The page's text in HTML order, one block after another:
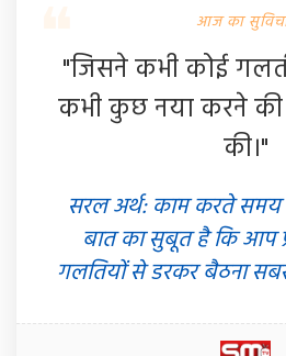
आज का
"जिसने कभी कोई
कभी कुछ नया करने की
की।"
सरल अर्थ: काम करते समय
बात का सुबूत है कि आप
गलतियों से डरकर बैठना